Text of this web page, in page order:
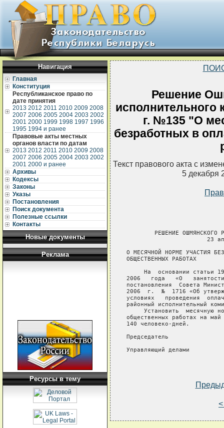
Навигация
Главная
Конституция
Республиканское право по
дате принятия
2013 2012 2011 2010 2009 2008
2007 2006 2005 2004 2003 2002
2001 2000 1999 1998 1997 1996
1995 1994 и ранее
Правовые акты местных
органов власти по датам
2013 2012 2011 2010 2009 2008
2007 2006 2005 2004 2003 2002
2001 2000 и ранее
Архивы
Кодексы
Законы
Указы
Постановления
Поиск документа
Полезные ссылки
Контакты
Новые документы
Реклама
Ресурсы в тему
Решение
исполнительного
г. №135 "О
безработных в
Текст правового акта с
5 декабря
РЕШЕНИЕ ОШМЯНСКОГО
23
О МЕСЯЧНОЙ НОРМЕ УЧАСТИЯ
ОБЩЕСТВЕННЫХ РАБОТАХ
     На  основании статьи 19
2006   года   «О
постановления  Совета
2006  г.  №  1716 «Об
условиях   проведения
районный исполнительный
Установить  месячную
общественных работах на
140 человеко-дней.
Председатель
Управляющий делами